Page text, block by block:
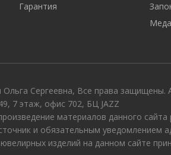
Гарантия
Сергеевна, Все права защищены.
7 этаж, офис 702, БЦ JAZZ
материалов данного
и обязательным уведомлением
изделий на данном сайте